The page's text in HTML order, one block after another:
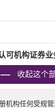
可机构证券业
收起这个
机构任何受规